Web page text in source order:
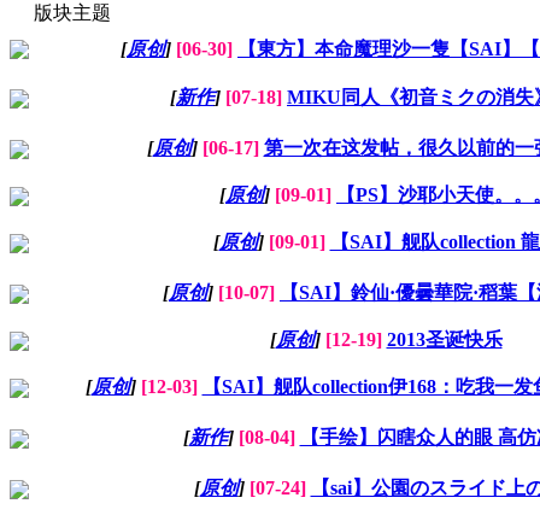
版块主题
[原创] [06-30] 【東方】本命魔理沙一隻【SAI】
[新作] [07-18] MIKU同人《初音ミクの消失
[原创] [06-17] 第一次在这发帖，很久以前的一
[原创] [09-01] 【PS】沙耶小天使。。
[原创] [09-01] 【SAI】舰队collection
[原创] [10-07] 【SAI】鈴仙·優曇華院·稻葉
[原创] [12-19] 2013圣诞快乐
[原创] [12-03] 【SAI】舰队collection伊168：吃我一
[新作] [08-04] 【手绘】闪瞎众人的眼 高
[原创] [07-24] 【sai】公園のスライド上